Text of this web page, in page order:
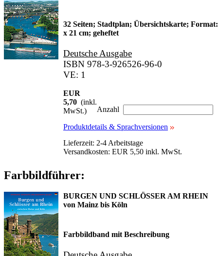
32 Seiten; Stadtplan; Übersichtskarte;
x 21 cm; geheftet
Deutsche Ausgabe
ISBN 978-3-926526-96-0
VE: 1
EUR
5,70 (inkl.
MwSt.)
Anzahl
Produktdetails & Sprachversionen
Lieferzeit: 2-4 Arbeitstage
Versandkosten: EUR 5,50 inkl. MwSt.
Farbbildführer:
BURGEN UND SCHLÖSSER AM RHEIN
von Mainz bis Köln
Farbbildband mit Beschreibung